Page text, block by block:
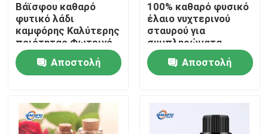
Σπίτι
Βίντεο
Βάϊσφου καθαρό
φυτικό λάδι
καμφόρης Καλύτερης
ποιότητας Φωτεινό
κίτρινο λιπαρό υγρό
για μπαχαρικά και
καλλυντικές πρώτες
Αποστολή
100% καθαρό φυσικό
έλαιο νυχτερινού
σταυρού για
συμπληρώματα
διατροφής Προϊόν
φροντίδας του
δέρματος και
Αποστολή